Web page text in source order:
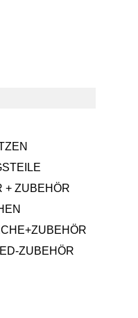
+ ZUBEHÖR
ZUBEHÖR